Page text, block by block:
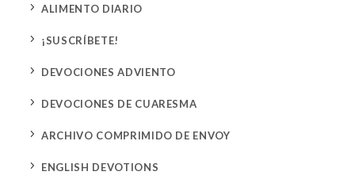
5 ALIMENTO DIARIO
5 ¡SUSCRÍBETE!
5 DEVOCIONES ADVIENTO
5 DEVOCIONES DE CUARESMA
5 ARCHIVO COMPRIMIDO DE ENVOY
5 ENGLISH DEVOTIONS